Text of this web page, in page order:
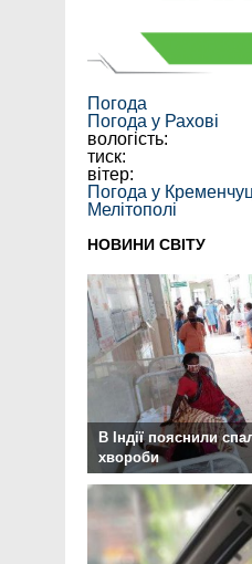
Погода
Погода у Рахові
вологість:
тиск:
вітер:
Погода у
Мелітополі
НОВИНИ СВІТУ
В Індії пояснили
хвороби